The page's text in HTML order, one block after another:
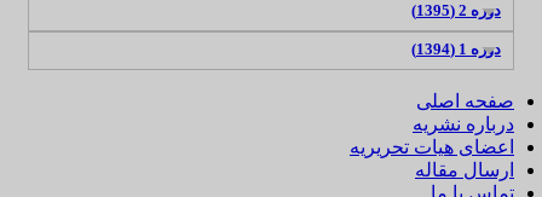
دوره 2 (1395)
دوره 1 (1394)
صفحه اصلی
درباره نشریه
اعضای هیات تحریریه
ارسال مقاله